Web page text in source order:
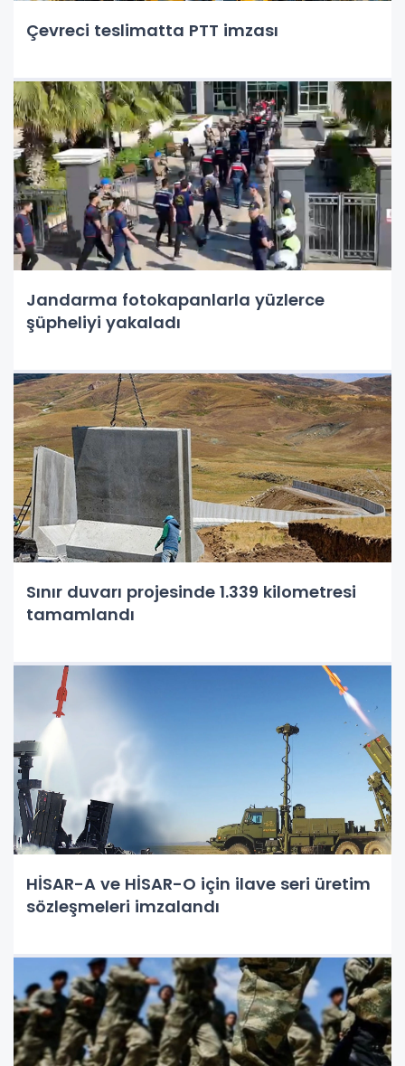
Çevreci teslimatta PTT imzası
Jandarma fotokapanlarla yüzlerce
şüpheliyi yakaladı
Sınır duvarı projesinde 1.339 kilometresi
tamamlandı
HİSAR-A ve HİSAR-O için ilave seri üretim
sözleşmeleri imzalandı